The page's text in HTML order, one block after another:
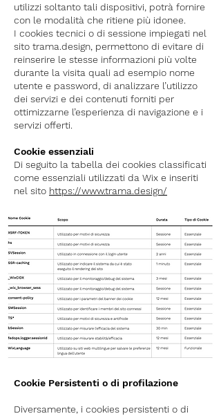
utilizzi soltanto tali dispositivi, potrà fornire
con le modalità che ritiene più idonee.
I cookies tecnici o di sessione impiegati nel
sito trama.design, permettono di evitare di
reinserire le stesse informazioni più volte
durante la visita quali ad esempio nome
utente e password, di analizzare l’utilizzo
dei servizi e dei contenuti forniti per
ottimizzarne l’esperienza di navigazione e i
servizi offerti.
Cookie essenziali
Di seguito la tabella dei cookies classificati
come essenziali utilizzati da Wix e inseriti
nel sito https://www.trama.design/
Cookie Persistenti o di profilazione
Diversamente, i cookies persistenti o di